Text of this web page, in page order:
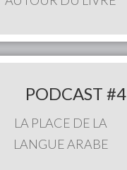
PODCAST #4
LA PLACE DE LA
LANGUE ARABE